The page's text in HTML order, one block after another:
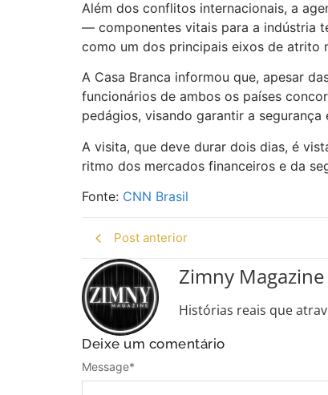
Além dos conflitos internacionais, a
— componentes vitais para a indústria
como um dos principais eixos de atrito
A Casa Branca informou que, apesar
funcionários de ambos os países
pedágios, visando garantir a segurança
A visita, que deve durar dois dias, é
ritmo dos mercados financeiros e da
Fonte: CNN Brasil
Post anterior
Zimny Magazine
Histórias reais que
Deixe um comentário
Message*